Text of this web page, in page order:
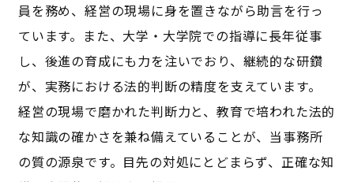
員を務め、経営の現場に身を置きながら助言を行っ
ています。また、大学・大学院での指導に長年従事
し、後進の育成にも力を注いでおり、継続的な研鑽
が、実務における法的判断の精度を支えています。
経営の現場で磨かれた判断力と、教育で培われた法的
な知識の確かさを兼ね備えていることが、当事務所
の質の源泉です。目先の対処にとどまらず、正確な知